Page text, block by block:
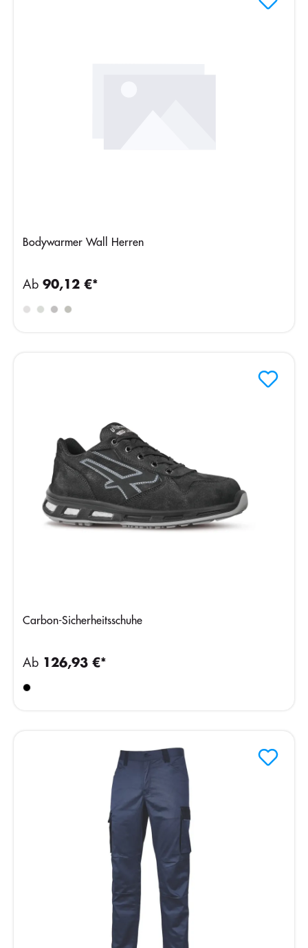
Bodywarmer Wall Herren
Ab 90,12 €*
Carbon-Sicherheitsschuhe
Ab 126,93 €*